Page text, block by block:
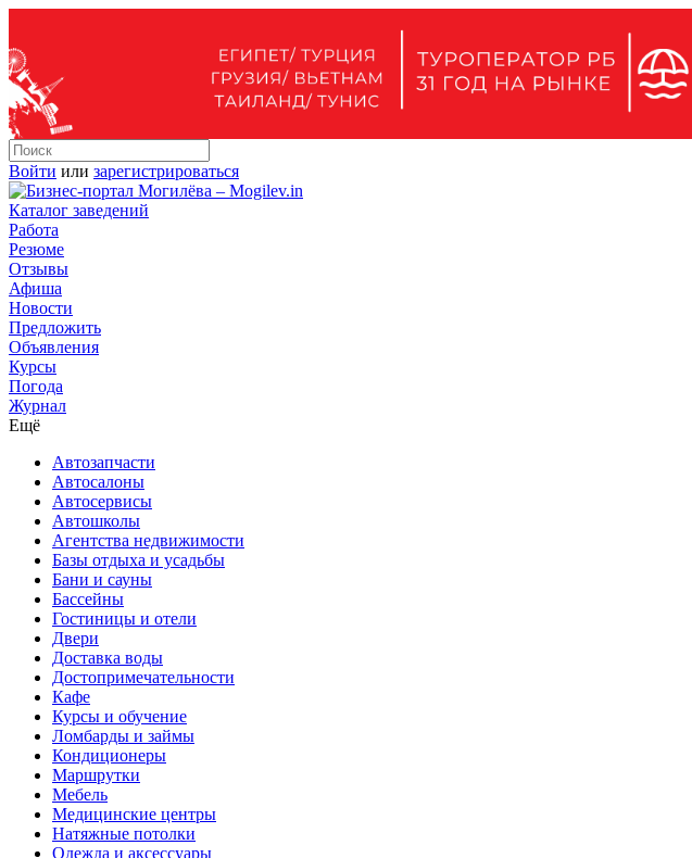
Войти или зарегистрироваться
Каталог заведений
Работа
Резюме
Отзывы
Афиша
Новости
Предложить
Объявления
Курсы
Погода
Журнал
Ещё
Автозапчасти
Автосалоны
Автосервисы
Автошколы
Агентства недвижимости
Базы отдыха и усадьбы
Бани и сауны
Бассейны
Гостиницы и отели
Двери
Доставка воды
Достопримечательности
Кафе
Курсы и обучение
Ломбарды и займы
Кондиционеры
Маршрутки
Мебель
Медицинские центры
Натяжные потолки
Одежда и аксессуары